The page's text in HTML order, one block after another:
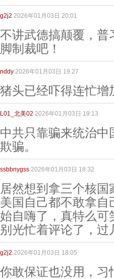
g2j2 2026年01月03日 20:01
不讲武德搞颠覆，普
脚制裁吧！
nddy 2026年01月03日 19:27
猪头已经吓得连忙增
L01_北美02 2026年01月03日 19:13
中共只靠骗来统治
欺骗。
ssbbnygss 2026年01月03日 18:32
居然想到拿三个核
美国自己都不敢拿
始自嗨了，真特么可
别光忙着评论了，过
g2j2 2026年01月03日 18:05
你敢保证也没用，习